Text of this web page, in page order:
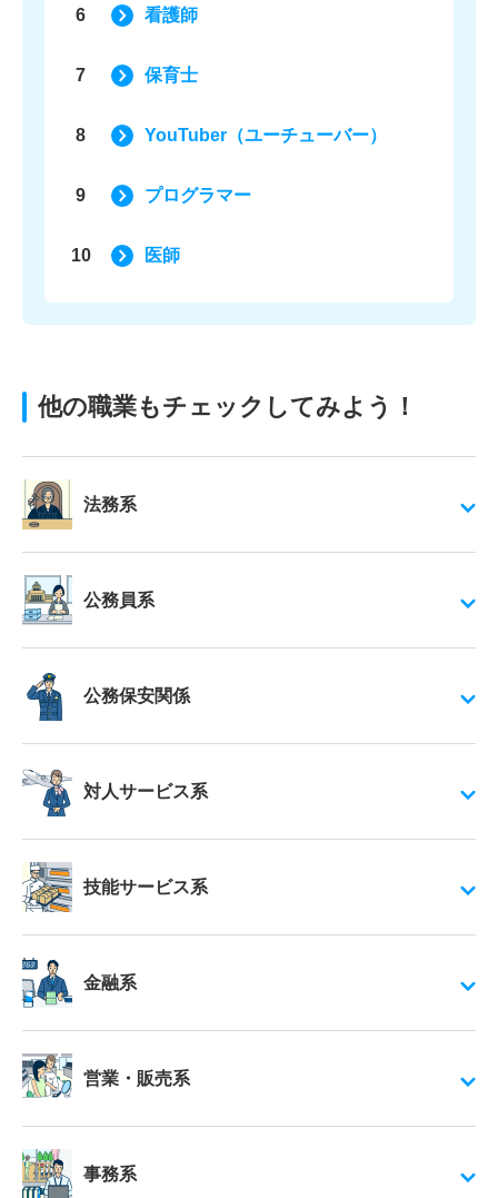
6 看護師
7 保育士
8 YouTuber（ユーチューバー）
9 プログラマー
10 医師
他の職業もチェックしてみよう！
法務系
公務員系
公務保安関係
対人サービス系
技能サービス系
金融系
営業・販売系
事務系